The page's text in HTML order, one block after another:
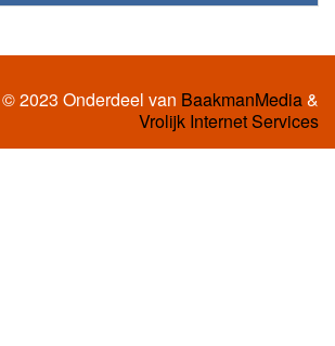
2023 Onderdeel van BaakmanMedia&
Vrolijk Internet Services